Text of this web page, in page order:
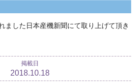
ました日本産機新聞にて取り上げて頂き
掲載日
2018.10.18